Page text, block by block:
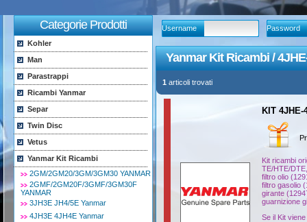
Categorie Prodotti
Kohler
Man
Parastrappi
Ricambi Yanmar
Separ
Twin Disc
Vetus
Yanmar Kit Ricambi
2GM/2GM20/3GM/3GM30 YANMAR
2GMF/2GM20F/3GMF/3GM30F
YANMAR
3JH3E JH4/5E Yanmar
4JH3E 4JH4E Yanmar
Username Password
Yanmar Kit Ricambi /
1 articoli trovati
KIT
Kit ricambi
TE/HTE/
filtro olio
filtro gasolio
girante
guarnizione
Se il Kit